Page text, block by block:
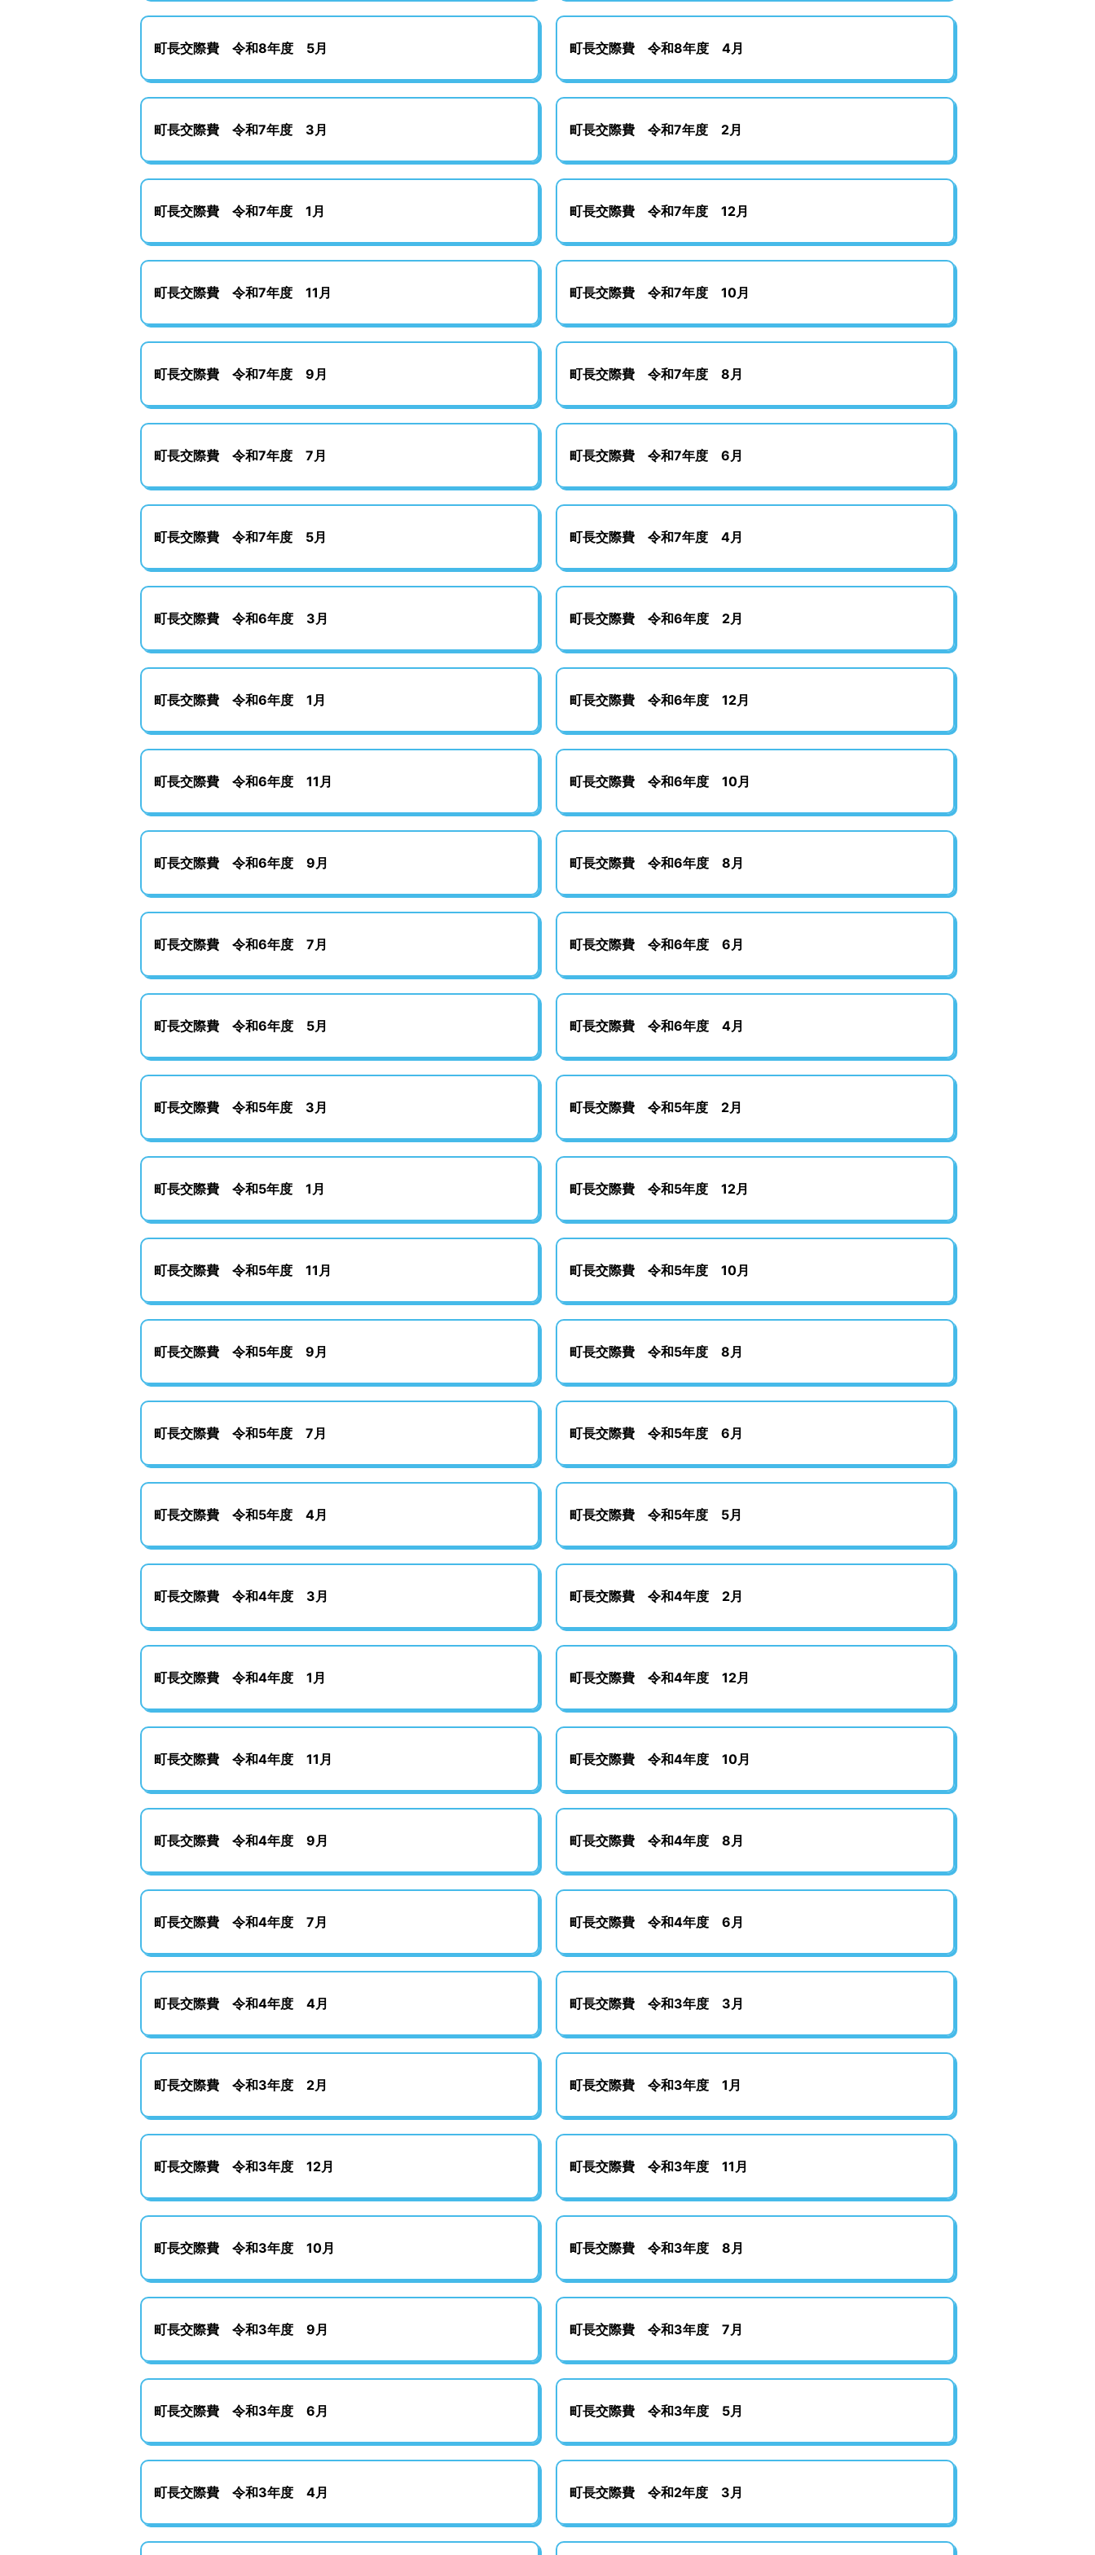
町長交際費 令和8年度 5月 町長交際費 令和8年度 4月
町長交際費 令和7年度 3月 町長交際費 令和7年度 2月
町長交際費 令和7年度 1月 町長交際費 令和7年度 12月
町長交際費 令和7年度 11月 町長交際費 令和7年度 10月
町長交際費 令和7年度 9月 町長交際費 令和7年度 8月
町長交際費 令和7年度 7月 町長交際費 令和7年度 6月
町長交際費 令和7年度 5月 町長交際費 令和7年度 4月
町長交際費 令和6年度 3月 町長交際費 令和6年度 2月
町長交際費 令和6年度 1月 町長交際費 令和6年度 12月
町長交際費 令和6年度 11月 町長交際費 令和6年度 10月
町長交際費 令和6年度 9月 町長交際費 令和6年度 8月
町長交際費 令和6年度 7月 町長交際費 令和6年度 6月
町長交際費 令和6年度 5月 町長交際費 令和6年度 4月
町長交際費 令和5年度 3月 町長交際費 令和5年度 2月
町長交際費 令和5年度 1月 町長交際費 令和5年度 12月
町長交際費 令和5年度 11月 町長交際費 令和5年度 10月
町長交際費 令和5年度 9月 町長交際費 令和5年度 8月
町長交際費 令和5年度 7月 町長交際費 令和5年度 6月
町長交際費 令和5年度 4月 町長交際費 令和5年度 5月
町長交際費 令和4年度 3月 町長交際費 令和4年度 2月
町長交際費 令和4年度 1月 町長交際費 令和4年度 12月
町長交際費 令和4年度 11月 町長交際費 令和4年度 10月
町長交際費 令和4年度 9月 町長交際費 令和4年度 8月
町長交際費 令和4年度 7月 町長交際費 令和4年度 6月
町長交際費 令和4年度 4月 町長交際費 令和3年度 3月
町長交際費 令和3年度 2月 町長交際費 令和3年度 1月
町長交際費 令和3年度 12月 町長交際費 令和3年度 11月
町長交際費 令和3年度 10月 町長交際費 令和3年度 8月
町長交際費 令和3年度 9月 町長交際費 令和3年度 7月
町長交際費 令和3年度 6月 町長交際費 令和3年度 5月
町長交際費 令和3年度 4月 町長交際費 令和2年度 3月